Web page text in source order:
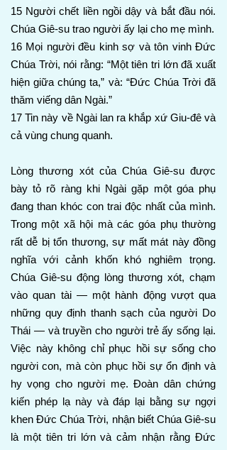
15 Người chết liền ngồi dậy và bắt đầu nói.
Chúa Giê-su trao người ấy lại cho mẹ mình.
16 Mọi người đều kinh sợ và tôn vinh Đức
Chúa Trời, nói rằng: “Một tiên tri lớn đã xuất
hiện giữa chúng ta,” và: “Đức Chúa Trời đã
thăm viếng dân Ngài.”
17 Tin này về Ngài lan ra khắp xứ Giu-đê và
cả vùng chung quanh.
Lòng thương xót của Chúa Giê-su được
bày tỏ rõ ràng khi Ngài gặp một góa phụ
đang than khóc con trai độc nhất của mình.
Trong một xã hội mà các góa phụ thường
rất dễ bị tổn thương, sự mất mát này đồng
nghĩa với cảnh khốn khó nghiêm trọng.
Chúa Giê-su động lòng thương xót, chạm
vào quan tài — một hành động vượt qua
những quy định thanh sạch của người Do
Thái — và truyền cho người trẻ ấy sống lại.
Việc này không chỉ phục hồi sự sống cho
người con, mà còn phục hồi sự ổn định và
hy vọng cho người mẹ. Đoàn dân chứng
kiến phép lạ này và đáp lại bằng sự ngợi
khen Đức Chúa Trời, nhận biết Chúa Giê-su
là một tiên tri lớn và cảm nhận rằng Đức